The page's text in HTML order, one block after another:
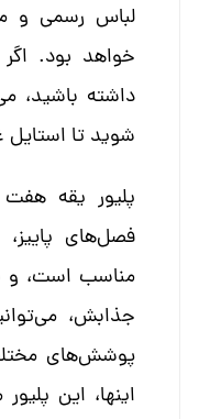
لباس رسمی و
خواهد بود.
داشته باشید،
شوید تا
پلیور یقه هفت
فصل‌های
مناسب است، و
جذابش،
پوشش‌های
اینها، این